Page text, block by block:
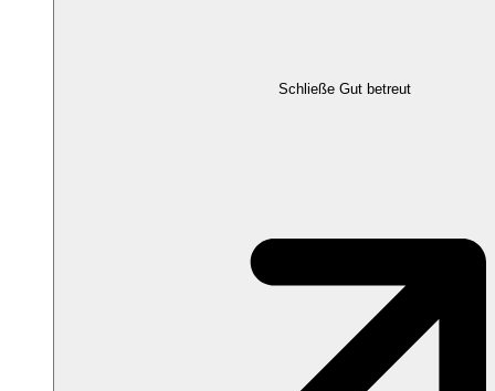
Schließe Gut betreut